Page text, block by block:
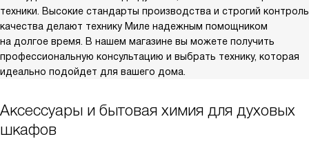
техники. Высокие стандарты производства и строгий контроль
качества делают технику Миле надежным помощником
на долгое время. В нашем магазине вы можете получить
профессиональную консультацию и выбрать технику, которая
идеально подойдет для вашего дома.
Аксессуары и бытовая химия для духовых
шкафов